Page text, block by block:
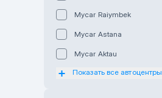
Mycar Raiymbek
Mycar Astana
Mycar Aktau
Mycar Uralsk
Показать все автоцентры